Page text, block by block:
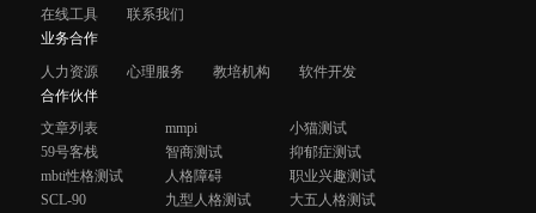
在线工具
联系我们
业务合作
人力资源
心理服务 教培机构
软件开发
合作伙伴
文章列表
mmpi
小猫测试
59号客栈
智商测试
抑郁症测试
mbti性格测试
人格障碍
职业兴趣测试
SCL-90
九型人格测试
大五人格测试